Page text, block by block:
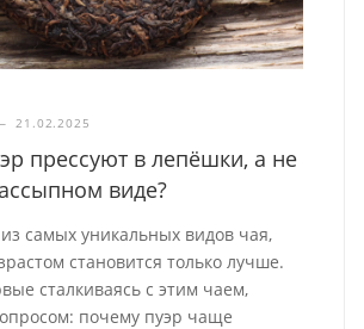
21.02.2025
прессуют в лепёшки, а не
виде?
самых уникальных видов чая,
становится только лучше.
сталкиваясь с этим чаем,
почему пуэр чаще